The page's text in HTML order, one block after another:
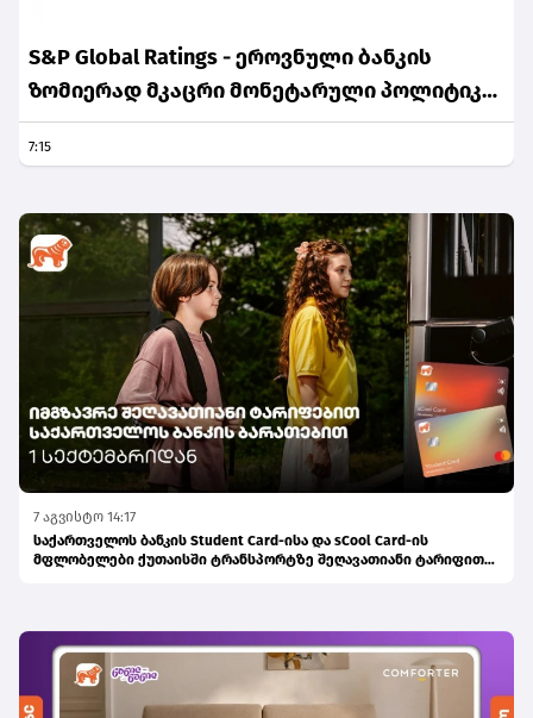
S&P Global Ratings - ეროვნული ბანკის
ზომიერად მკაცრი მონეტარული პოლიტიკა
ინფლაციური მოლოდინების სათანადო
დონეზე შენარჩუნებას უწყობს ხელს
7:15
7 აგვისტო 14:17
საქართველოს ბანკის Student Card-ისა და sCool Card-ის
მფლობელები ქუთაისში ტრანსპორტზე შეღავათიანი ტარიფით